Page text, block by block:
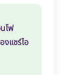
โฟ
งแชร์ไอ